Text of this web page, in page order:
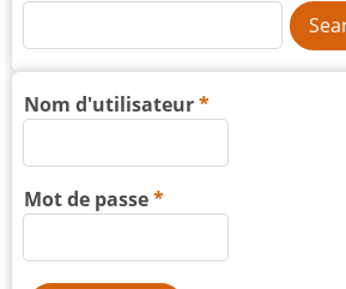
Nom d'utilisateur
Mot de passe